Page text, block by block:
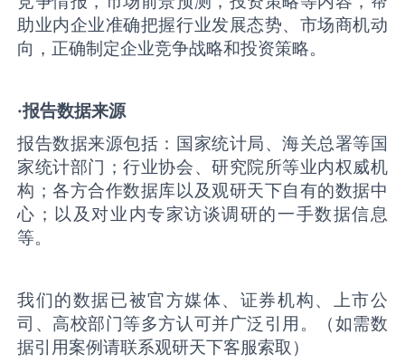
助业内企业准确把握行业发展态势、市场商机动
向，正确制定企业竞争战略和投资策略。
·报告数据来源
报告数据来源包括：国家统计局、海关总署等国
家统计部门；行业协会、研究院所等业内权威机
构；各方合作数据库以及观研天下自有的数据中
心；以及对业内专家访谈调研的一手数据信息
等。
我们的数据已被官方媒体、证券机构、上市公
司、高校部门等多方认可并广泛引用。（如需数
据引用案例请联系观研天下客服索取）